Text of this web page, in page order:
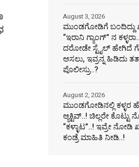
ಮುಂಡಗೋಡಿಗೆ ಬಂದಿದ್ದು
“ಇರಾನಿ ಗ್ಯಾಂಗ್” ನ
ದರೋಡೇ ಸ್ಟೈಲ್ ಹೇಗಿದೆ
ಅಸಲು, ಇವ್ರನ್ನ ಹಿಡಿದು
ಪೊಲೀಸ್ರು..?
August 3, 2026
ಮುಂಡಗೋಡಿನಲ್ಲಿ ಕಳ್ಳರ
ಆ್ಯಕ್ಟಿವ್..! ಚಿಲ್ಲರೇ
“ಕಳ್ಳಾಟ”..! ಇವ್ರೇ ನೋಡಿ
ಕಂಡ್ರೆ ಮಾಹಿತಿ ನೀಡಿ..!
August 2, 2026